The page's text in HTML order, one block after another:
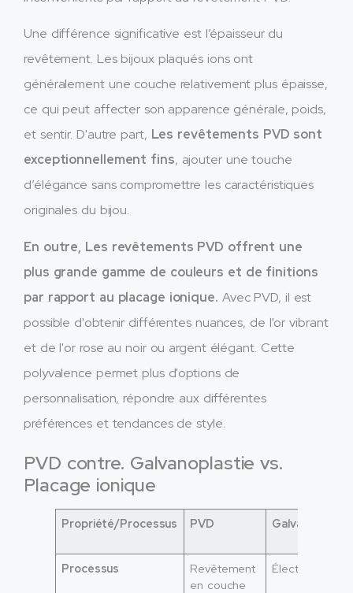
Une différence significative est l’épaisseur du
revêtement. Les bijoux plaqués ions ont
généralement une couche relativement plus épaisse,
ce qui peut affecter son apparence générale, poids,
et sentir. D'autre part, Les revêtements PVD sont
exceptionnellement fins, ajouter une touche
d’élégance sans compromettre les caractéristiques
originales du bijou.
En outre, Les revêtements PVD offrent une
plus grande gamme de couleurs et de finitions
par rapport au placage ionique. Avec PVD, il est
possible d'obtenir différentes nuances, de l'or vibrant
et de l'or rose au noir ou argent élégant. Cette
polyvalence permet plus d'options de
personnalisation, répondre aux différentes
préférences et tendances de style.
PVD contre. Galvanoplastie vs.
Placage ionique
Propriété/Processus PVD Galvanoplastie
Processus
Revêtement
en couche